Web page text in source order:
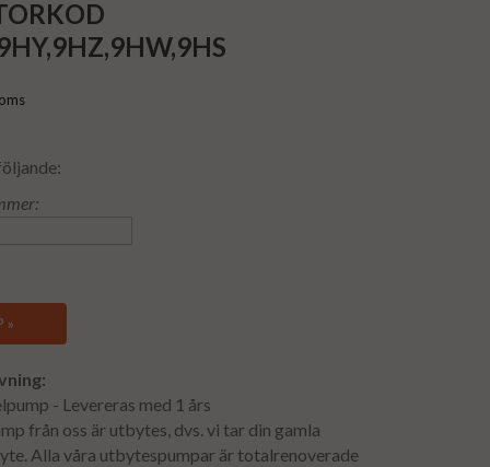
»
- Levereras med 1 års
från oss är utbytes, dvs. vi tar din gamla
Alla våra utbytespumpar är totalrenoverade